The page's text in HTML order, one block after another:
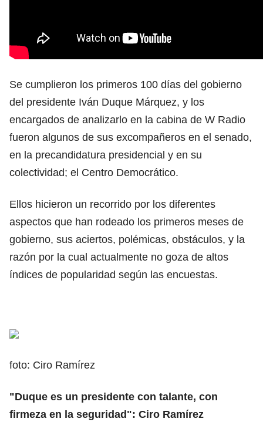
Se cumplieron los primeros 100 días del gobierno
del presidente Iván Duque Márquez, y los
encargados de analizarlo en la cabina de W Radio
fueron algunos de sus excompañeros en el senado,
en la precandidatura presidencial y en su
colectividad; el Centro Democrático.
Ellos hicieron un recorrido por los diferentes
aspectos que han rodeado los primeros meses de
gobierno, sus aciertos, polémicas, obstáculos, y la
razón por la cual actualmente no goza de altos
índices de popularidad según las encuestas.
foto: Ciro Ramírez
"Duque es un presidente con talante, con
firmeza en la seguridad": Ciro Ramírez